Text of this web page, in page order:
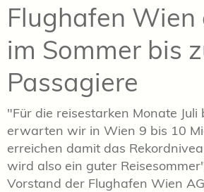
Flughafen
im Sommer bis
Passagiere
"Für die reisestarken Monate Juli
erwarten wir in Wien 9 bis 10
erreichen damit das
wird also ein guter
Vorstand der Flughafen Wien